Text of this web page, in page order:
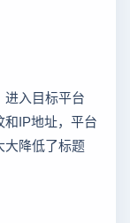
入目标平台
IP地址，平台
大降低了标题